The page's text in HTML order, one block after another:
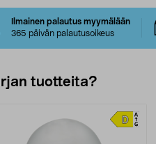
Ilmainen palautus myymälään
365 päivän palautusoikeus
tuotteita?